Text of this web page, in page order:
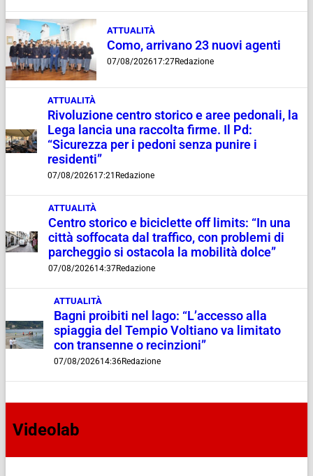
ATTUALITÀ
Como, arrivano 23 nuovi agenti
07/08/202617:27Redazione
ATTUALITÀ
Rivoluzione centro storico e aree pedonali, la
Lega lancia una raccolta firme. Il Pd:
“Sicurezza per i pedoni senza punire i
residenti”
07/08/202617:21 Redazione
ATTUALITÀ
Centro storico e biciclette off limits: “In una
città soffocata dal traffico, con problemi di
parcheggio si ostacola la mobilità dolce”
07/08/202614:37Redazione
ATTUALITÀ
Bagni proibiti nel lago: “L’accesso alla
spiaggia del Tempio Voltiano va limitato
con transenne o recinzioni”
07/08/202614:36Redazione
Videolab